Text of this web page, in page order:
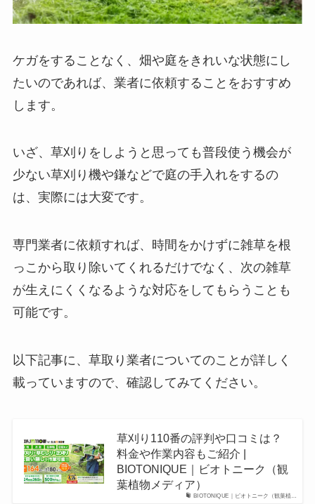
ケガをすることなく、畑や庭をきれいな状態にし
たいのであれば、 業者に依頼することをおすすめ
します。
いざ、草刈りをしようと思っても普段使う機会が
少ない草刈り機や鎌などで庭の手入れをするの
は、実際には大変です。
専門業者に依頼すれば、時間をかけずに雑草を根
っこから取り除いてくれるだけでなく、次の雑草
が生えにくくなるような対応をしてもらうことも
可能です。
以下記事に、草取り業者についてのことが詳しく
載っていますので、確認してみてください。
BIOTONIQUE｜ビオトニーク（観葉植…
草刈り110番の評判や口コミは？
料金や作業内容もご紹介 |
BIOTONIQUE｜ビオトニーク（観
葉植物メディア）